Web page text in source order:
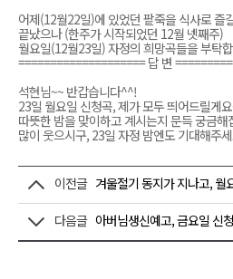
어제(12월22일)에 있었던 팥죽을 식사로 즐
끝났으나 (한주가 시작되었던 12월 넷째주)
월요일(12월23일) 자정의 희망곡들을 부탁
==================== 답 변
석현님~~ 반갑습니다^^!
23일 월요일 신청곡, 제가 모두 띄어드릴게
따뜻한 밤을 맞이하고 계시는지 문득 궁금해
많이 웃으시구, 23일 자정 밤엔도 기대해주
이전글 겨울절기 동지가 지나고, 월
다음글 아버님생신예고, 금요일 신